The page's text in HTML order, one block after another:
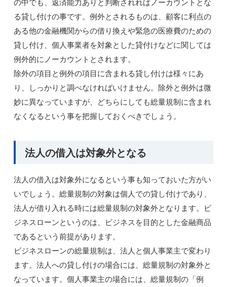
る貸し付けの事です。例外とされるものは、顧客に利点の
ある他の金融機関からの借り換えや緊急の医療費のための
貸し付け、個人事業者を対象とした貸付けなどに関しては
例外的にノーカウントとされます。
除外の項目と例外の項目に含まれる貸し付けは様々にあ
り、しっかりと調べなければいけません。除外と例外は微
妙に異なっていますが、どちらにしても総量規制に含まれ
なくなるという事を把握しておくべきでしょう。
法人の借入は対象外となる
法人の借入は対象外になるという事も知っておいた方がい
いでしょう。総量規制の対象は個人での貸し付けであり、
法人が借り入れる時には総量規制の対象外となります。ビ
ジネスローンというのは、ビジネスを目的とした金融商品
であるという前提があります。
ビジネスローンの総量規制は、法人と個人事業主で変わり
ます。法人への貸し付けの場合には、総量規制の対象外と
なっています。個人事業主の場合には、総量規制の「例